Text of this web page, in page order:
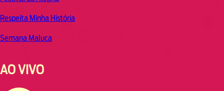
Respeita Minha História
Semana Maluca
AO VIVO